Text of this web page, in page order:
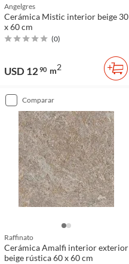
Angelgres
Cerámica Mistic interior beige 30
x 60 cm
(0)
USD 12 90 m2
comparar
Raffinato
Cerámica Amalfi interior exterior
beige rústica 60 x 60 cm